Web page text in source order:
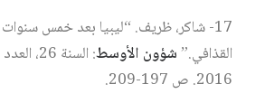
17- شاكر، ظريف. “ليبيا بعد خمس
القذافي.”شؤون الأوسط
2016. ص 197-209.